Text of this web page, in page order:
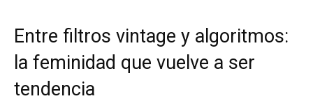
Entre filtros vintage y algoritmos:
la feminidad que vuelve a ser
tendencia